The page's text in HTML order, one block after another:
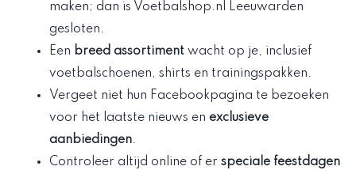
maken; dan is Voetbalshop.nl Leeuwarden
gesloten.
Een breed assortiment wacht op je, inclusief
voetbalschoenen, shirts en trainingspakken.
Vergeet niet hun Facebookpagina te bezoeken
voor het laatste nieuws en exclusieve
aanbiedingen.
Controleer altijd online of er speciale feestdagen